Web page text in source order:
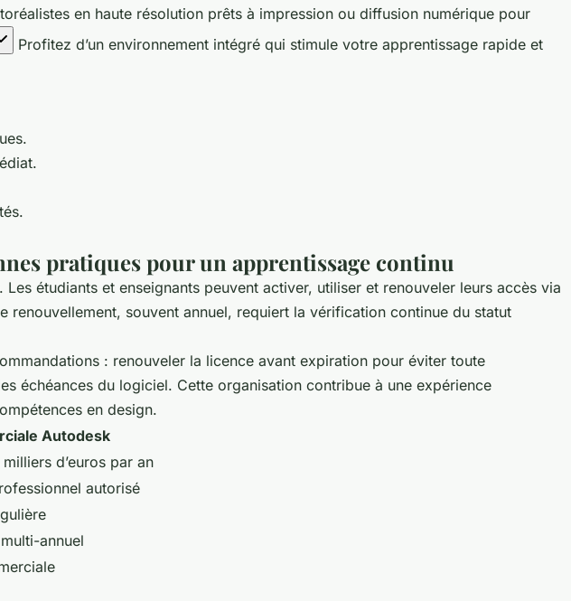
en haute résolution prêts à impression ou diffusion numérique pour
Profitez d’un environnement intégré qui stimule votre apprentissage rapide et
pratiques pour un apprentissage continu
étudiants et enseignants peuvent activer, utiliser et renouveler leurs accès via
souvent annuel, requiert la vérification continue du statut
: renouveler la licence avant expiration pour éviter toute
échéances du logiciel. Cette organisation contribue à une expérience
en design.
Autodesk
d’euros par an
autorisé
annuel